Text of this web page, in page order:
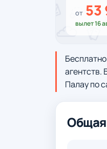
от 53
вылет 16
агентств.
Палау по